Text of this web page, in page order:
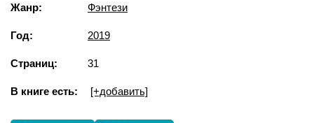
Жанр: Фэнтези
Год: 2019
Страниц: 31
В книге есть: [+добавить]